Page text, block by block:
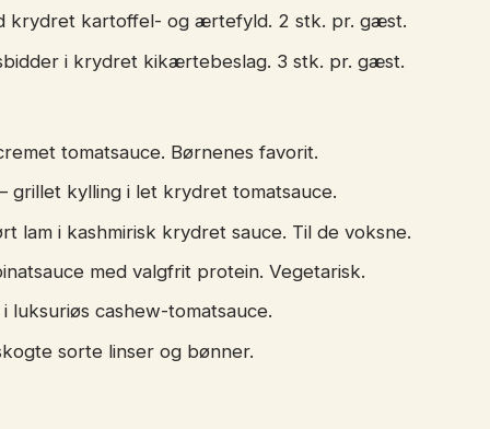
krydret kartoffel- og ærtefyld. 2 stk. pr. gæst.
i krydret kikærtebeslag. 3 stk. pr. gæst.
tomatsauce. Børnenes favorit.
grillet kylling i let krydret tomatsauce.
lam i kashmirisk krydret sauce. Til de voksne.
med valgfrit protein. Vegetarisk.
cashew-tomatsauce.
sorte linser og bønner.